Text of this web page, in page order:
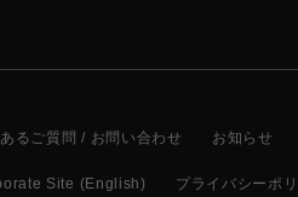
るご質問 / お問い合わせ お知らせ
Site (English) プライバシーポ